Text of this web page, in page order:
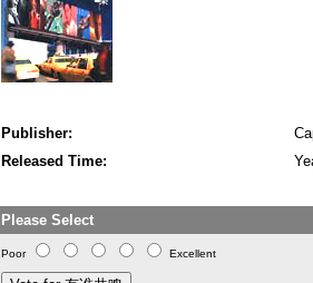
Publisher:
Released Time:
Please Select
Poor Excellent